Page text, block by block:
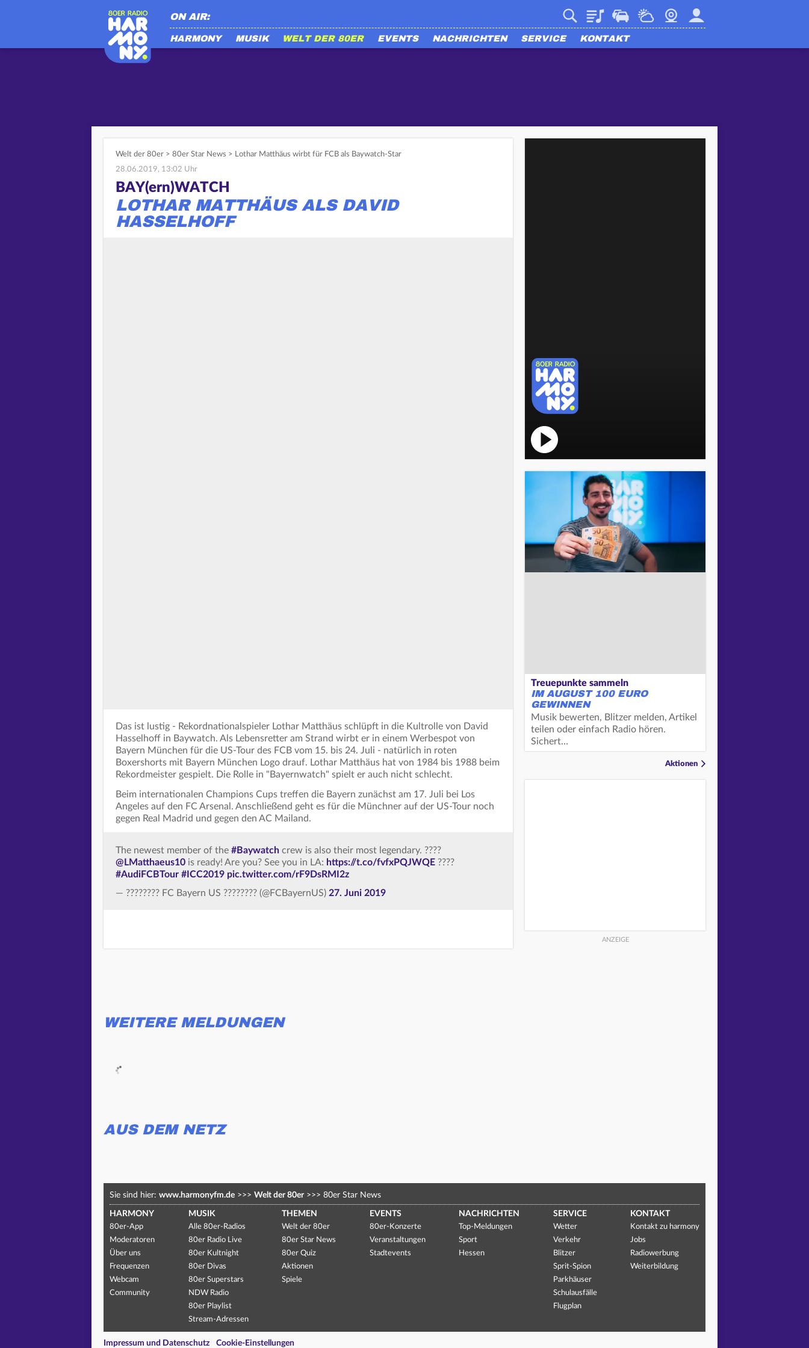
ON AIR: PlaylistVerkehrWetterWebcamMein harmony
HARMONY MUSIK WELT DER 80ER EVENTS NACHRICHTEN SERVICE KONTAKT
Welt der 80er > 80er Star News > Lothar Matthäus wirbt für FCB als Baywatch-Star
28.06.2019, 13:02 Uhr
BAY(ern)WATCH
LOTHAR MATTHÄUS ALS DAVID
HASSELHOFF
Das ist lustig - Rekordnationalspieler Lothar Matthäus schlüpft in die Kultrolle von David
Hasselhoff in Baywatch. Als Lebensretter am Strand wirbt er in einem Werbespot von
Bayern München für die US-Tour des FCB vom 15. bis 24. Juli - natürlich in roten
Boxershorts mit Bayern München Logo drauf. Lothar Matthäus hat von 1984 bis 1988 beim
Rekordmeister gespielt. Die Rolle in "Bayernwatch" spielt er auch nicht schlecht.
Beim internationalen Champions Cups treffen die Bayern zunächst am 17. Juli bei Los
Angeles auf den FC Arsenal. Anschließend geht es für die Münchner auf der US-Tour noch
gegen Real Madrid und gegen den AC Mailand.
The newest member of the #Baywatch crew is also their most legendary. ????
@LMatthaeus10 is ready! Are you? See you in LA: https://t.co/fvfxPQJWQE ????
#AudiFCBTour #ICC2019 pic.twitter.com/rF9DsRMI2z
— ???????? FC Bayern US ???????? (@FCBayernUS) 27. Juni 2019
Treuepunkte sammeln
IM AUGUST 100 EURO
GEWINNEN
Musik bewerten, Blitzer melden, Artikel
teilen oder einfach Radio hören.
Sichert…
Aktionen
WEITERE MELDUNGEN
AUS DEM NETZ
Sie sind hier: www.harmonyfm.de >>> Welt der 80er >>> 80er Star News
HARMONY
80er-App
Moderatoren
Über uns
Frequenzen
Webcam
Community
MUSIK
Alle 80er-Radios
80er Radio Live
80er Kultnight
80er Divas
80er Superstars
NDW Radio
80er Playlist
Stream-Adressen
THEMEN
Welt der 80er
80er Star News
80er Quiz
Aktionen
Spiele
EVENTS
80er-Konzerte
Veranstaltungen
Stadtevents
NACHRICHTEN
Top-Meldungen
Sport
Hessen
SERVICE
Wetter
Verkehr
Blitzer
Sprit-Spion
Parkhäuser
Schulausfälle
Flugplan
KONTAKT
Kontakt zu harmony
Jobs
Radiowerbung
Weiterbildung
Impressum und Datenschutz Cookie-Einstellungen